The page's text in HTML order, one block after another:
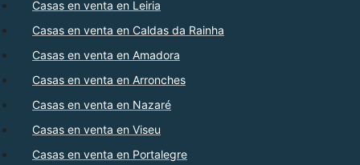
Casas en venta en Leiria
Casas en venta en Caldas da Rainha
Casas en venta en Amadora
Casas en venta en Arronches
Casas en venta en Nazaré
Casas en venta en Viseu
Casas en venta en Portalegre